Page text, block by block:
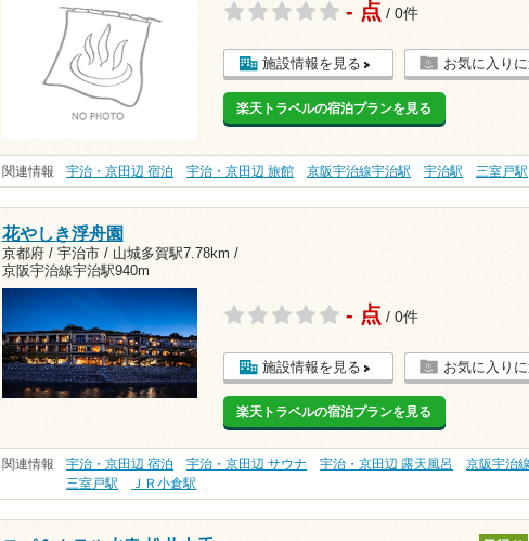
- 点 / 0件
施設情報を見る お気に入り
楽天トラベルの宿泊プランを見る
関連情報 宇治・京田辺 宿泊 宇治・京田辺 旅館 京阪宇治線宇治駅 宇治駅 三室戸駅
花やしき浮舟園
京都府 / 宇治市 / 山城多賀駅7.78km /
京阪宇治線宇治駅940m
- 点 / 0件
施設情報を見る お気に入り
楽天トラベルの宿泊プランを見る
関連情報 宇治・京田辺 宿泊 宇治・京田辺 サウナ 宇治・京田辺 露天風呂 京阪宇治
三室戸駅
ＪＲ小倉駅